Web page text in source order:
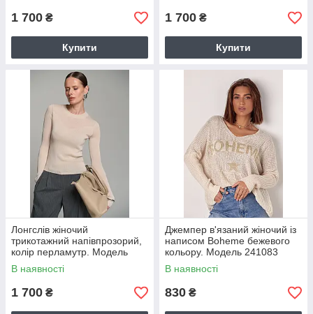
1 700 ₴
Купити
1 700 ₴
Купити
Лонгслів жіночий
трикотажний напівпрозорий,
колір перламутр. Модель
2726
В наявності
1 700 ₴
Джемпер в'язаний жіночий із
написом Boheme бежевого
кольору. Модель 241083
В наявності
830 ₴